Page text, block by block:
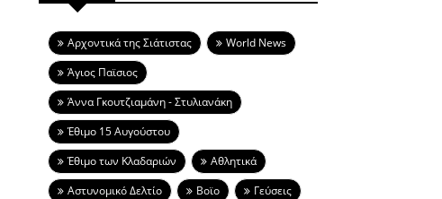
Aρχοντικά της Σιάτιστας
World News
Άγιος Παϊσιος
Άννα Γκουτζιαμάνη - Στυλιανάκη
Έθιμο 15 Αυγούστου
Έθιμο των Κλαδαριών
Αθλητικά
Αστυνομικό Δελτίο
Βοϊο
Γεύσεις